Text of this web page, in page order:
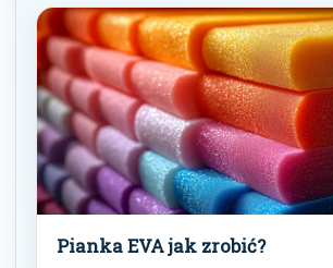
Pianka EVA jak zrobić?